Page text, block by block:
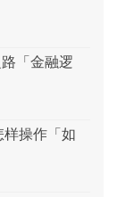
「金融逻
操作「如